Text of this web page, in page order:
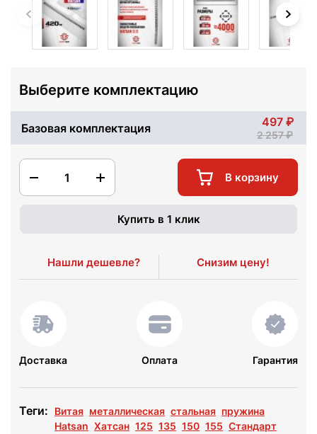
Выберите комплектацию
Базовая комплектация 497
2 257
1 В корзину
Купить в 1 клик
Нашли дешевле? Снизим цену!
Доставка Оплата Гарантия
Теги: Витая металлическая стальная пружина
Hatsan Хатсан 125 135 150 155 Стандарт